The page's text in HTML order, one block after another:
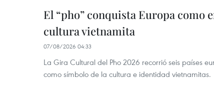
El “pho” conquista Europa como
cultura vietnamita
07/08/2026 04:33
La Gira Cultural del Pho 2026 recorrió seis países
como símbolo de la cultura e identidad vietnamitas.